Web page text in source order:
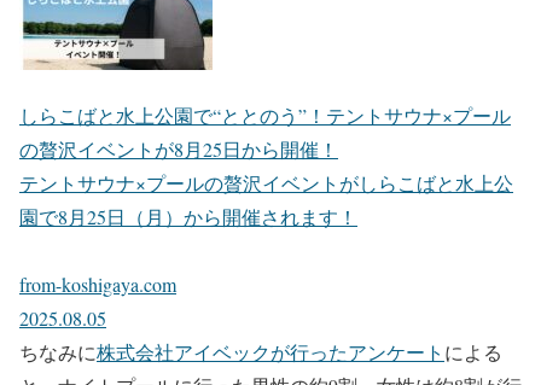
しらこばと水上公園で“ととのう”！テントサウナ×プール
の贅沢イベントが8月25日から開催！
テントサウナ×プールの贅沢イベントがしらこばと水上公
園で8月25日（月）から開催されます！
from-koshigaya.com
2025.08.05
ちなみに株式会社アイベックが行ったアンケート による